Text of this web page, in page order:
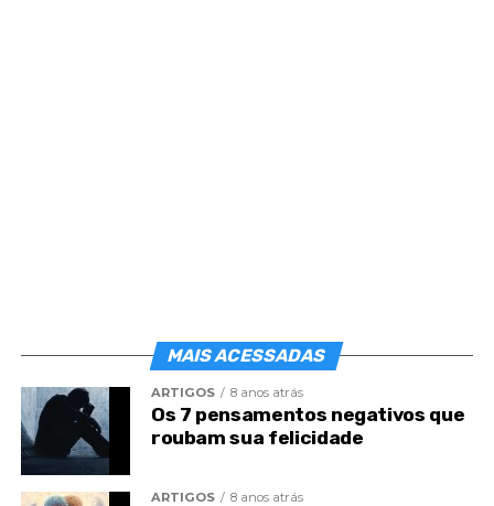
MAIS ACESSADAS
ARTIGOS 8 anos atrás
Os 7 pensamentos negativos que
roubam sua felicidade
ARTIGOS 8 anos atrás